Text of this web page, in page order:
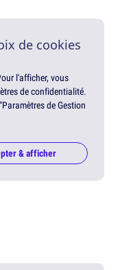
de cookies
l'afficher, vous
de confidentialité.
de Gestion
& afficher